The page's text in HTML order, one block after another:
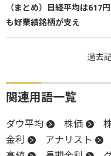
（まとめ）日経平均は
も好業績銘柄が支え
過去
関連用語一覧
ダウ平均 株価
金利
アナリスト